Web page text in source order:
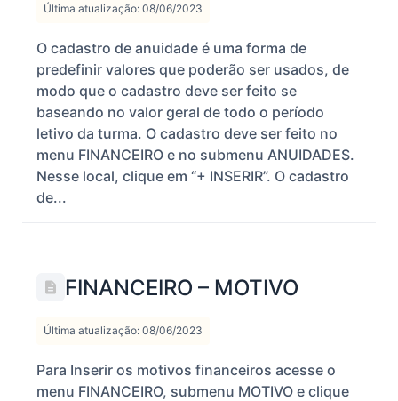
Última atualização: 08/06/2023
O cadastro de anuidade é uma forma de
predefinir valores que poderão ser usados, de
modo que o cadastro deve ser feito se
baseando no valor geral de todo o período
letivo da turma. O cadastro deve ser feito no
menu FINANCEIRO e no submenu ANUIDADES.
Nesse local, clique em “+ INSERIR”. O cadastro
de...
FINANCEIRO – MOTIVO
Última atualização: 08/06/2023
Para Inserir os motivos financeiros acesse o
menu FINANCEIRO, submenu MOTIVO e clique